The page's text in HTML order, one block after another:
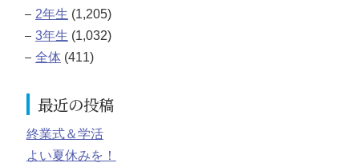
2年生 (1,205)
3年生 (1,032)
全体 (411)
最近の投稿
終業式＆学活
よい夏休みを！